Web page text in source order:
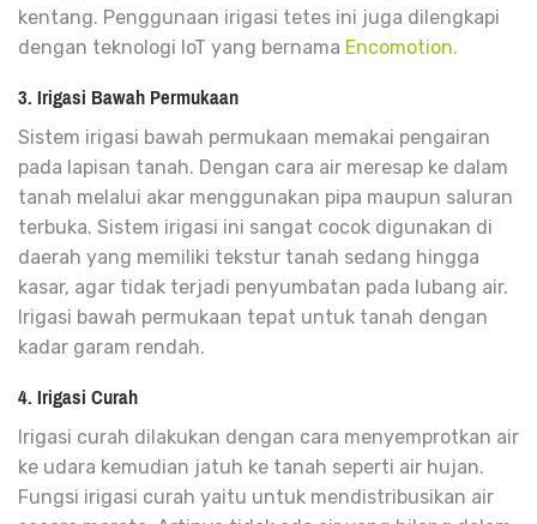
kentang. Penggunaan irigasi tetes ini juga dilengkapi
dengan teknologi IoT yang bernama Encomotion.
3. Irigasi Bawah Permukaan
Sistem irigasi bawah permukaan memakai pengairan
pada lapisan tanah. Dengan cara air meresap ke dalam
tanah melalui akar menggunakan pipa maupun saluran
terbuka. Sistem irigasi ini sangat cocok digunakan di
daerah yang memiliki tekstur tanah sedang hingga
kasar, agar tidak terjadi penyumbatan pada lubang air.
Irigasi bawah permukaan tepat untuk tanah dengan
kadar garam rendah.
4. Irigasi Curah
Irigasi curah dilakukan dengan cara menyemprotkan air
ke udara kemudian jatuh ke tanah seperti air hujan.
Fungsi irigasi curah yaitu untuk mendistribusikan air